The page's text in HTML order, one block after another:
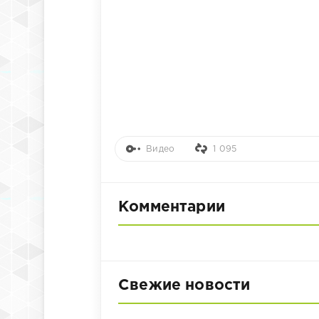
Видео 1 095
Комментарии
Свежие новости